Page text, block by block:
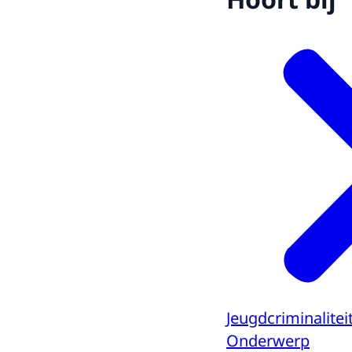
Onderwerp